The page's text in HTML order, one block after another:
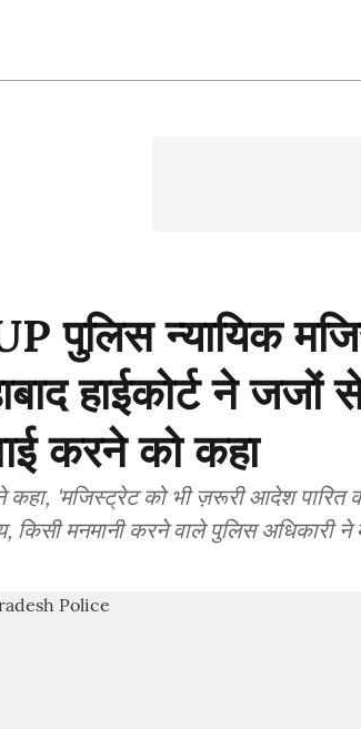
पुलिस न्यायिक
हाईकोर्ट ने
करने को कहा
कहा, 'मजिस्ट्रेट को भी ज़रूरी आदेश पारित
किसी मनमानी करने वाले पुलिस अधिकारी